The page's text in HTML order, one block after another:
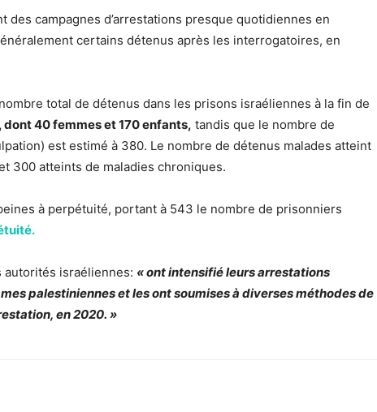
des campagnes d’arrestations presque quotidiennes en
certains détenus après les interrogatoires, en
total de détenus dans les prisons israéliennes à la fin de
40 femmes et 170 enfants, tandis que le nombre de
est estimé à 380. Le nombre de détenus malades atteint
300 atteints de maladies chroniques.
à perpétuité, portant à 543 le nombre de prisonniers
autorités israéliennes: « ont intensifié leurs arrestations
palestiniennes et les ont soumises à diverses méthodes de
en 2020. »